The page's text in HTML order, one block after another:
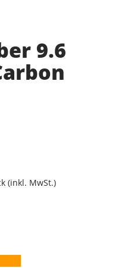
9.6
(inkl. MwSt.)